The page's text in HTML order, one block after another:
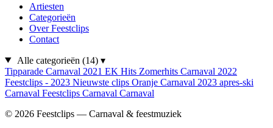
Artiesten
Categorieën
Over Feestclips
Contact
Alle categorieën (14) ▾
Tipparade Carnaval 2021 EK Hits Zomerhits Carnaval 2022
Feestclips - 2023 Nieuwste clips Oranje Carnaval 2023 apres-ski
Carnaval Feestclips Carnaval Carnaval
© 2026 Feestclips — Carnaval & feestmuziek